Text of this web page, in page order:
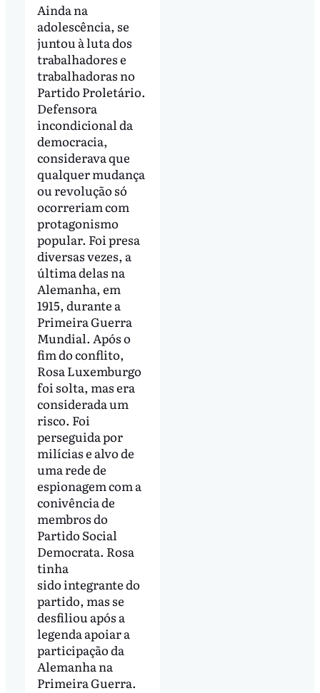
Ainda na
adolescência, se
juntou à luta dos
trabalhadores e
trabalhadoras no
Partido Proletário.
Defensora
incondicional da
democracia,
considerava que
qualquer mudança
ou revolução só
ocorreriam com
protagonismo
popular. Foi presa
diversas vezes, a
última delas na
Alemanha, em
1915, durante a
Primeira Guerra
Mundial. Após o
fim do conflito,
Rosa Luxemburgo
foi solta, mas era
considerada um
risco. Foi
perseguida por
milícias e alvo de
uma rede de
espionagem com a
conivência de
membros do
Partido Social
Democrata. Rosa
tinha
sido integrante do
partido, mas se
desfiliou após a
legenda apoiar a
participação da
Alemanha na
Primeira Guerra.